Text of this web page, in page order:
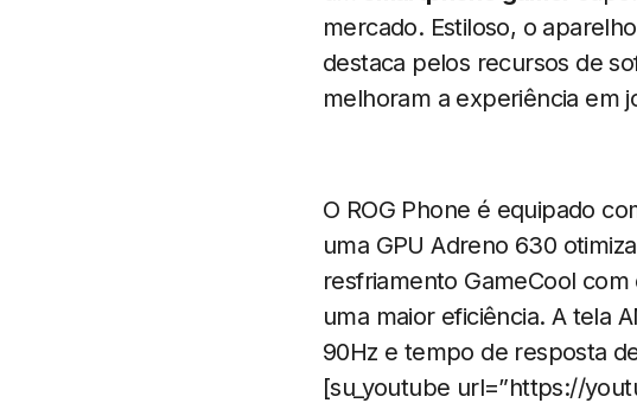
mercado. Estiloso, o
destaca pelos recursos de
melhoram a experiência em
O ROG Phone é equipado
uma GPU Adreno 630
resfriamento GameCool
uma maior eficiência. A tela
90Hz e tempo de resposta
[su_youtube url=”https://